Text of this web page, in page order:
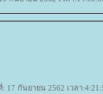
: 17 กันยายน 2562 เวลา